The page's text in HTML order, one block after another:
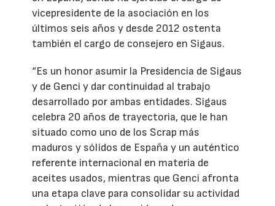
vicepresidente de la asociación en los
últimos seis años y desde 2012 ostenta
también el cargo de consejero en Sigaus.
“Es un honor asumir la Presidencia de Sigaus
y de Genci y dar continuidad al trabajo
desarrollado por ambas entidades. Sigaus
celebra 20 años de trayectoria, que le han
situado como uno de los Scrap más
maduros y sólidos de España y un auténtico
referente internacional en materia de
aceites usados, mientras que Genci afronta
una etapa clave para consolidar su actividad